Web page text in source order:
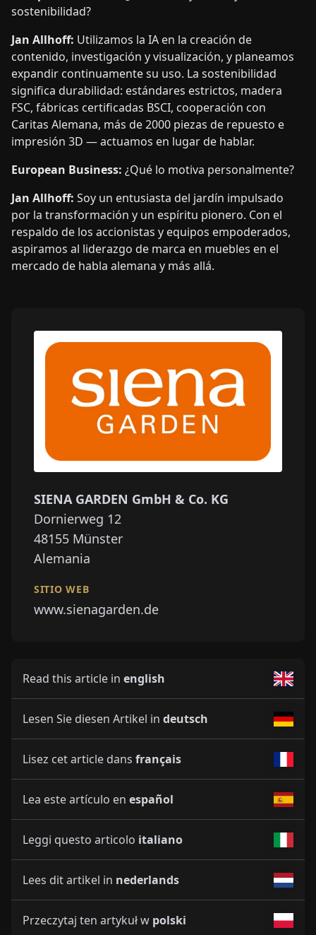
sostenibilidad?
Jan Allhoff: Utilizamos la IA en la creación de
contenido, investigación y visualización, y planeamos
expandir continuamente su uso. La sostenibilidad
significa durabilidad: estándares estrictos, madera
FSC, fábricas certificadas BSCI, cooperación con
Caritas Alemana, más de 2000 piezas de repuesto e
impresión 3D — actuamos en lugar de hablar.
European Business: ¿Qué lo motiva personalmente?
Jan Allhoff: Soy un entusiasta del jardín impulsado
por la transformación y un espíritu pionero. Con el
respaldo de los accionistas y equipos empoderados,
aspiramos al liderazgo de marca en muebles en el
mercado de habla alemana y más allá.
SIENA GARDEN GmbH & Co. KG
Dornierweg 12
48155 Münster
Alemania
SITIO WEB
www.sienagarden.de
Read this article in english
Lesen Sie diesen Artikel in deutsch
Lisez cet article dans français
Lea este artículo en español
Leggi questo articolo italiano
Lees dit artikel in nederlands
Przeczytaj ten artykuł w polski